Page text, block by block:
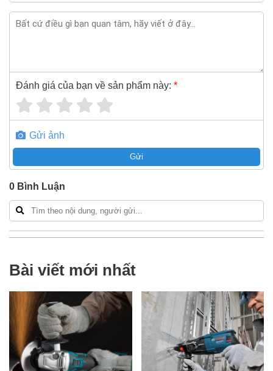
Đánh giá của bạn về sản phẩm này: *
Gửi ảnh
Gửi
0 Bình Luận
Bài viết mới nhất